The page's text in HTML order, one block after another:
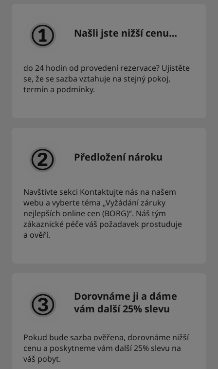
Našli jste nižší cenu…
do 24 hodin od provedení rezervace? Ujistěte
se, že se sazba vztahuje na stejný pokoj,
termín a podmínky.
Předložení nároku
Navštivte sekci Kontaktujte nás na našem
webu a vyberte téma „Vyžádání záruky
nejlepších online cen (BORG)“. Náš tým
zákaznické péče váš požadavek prostuduje
a ověří.
Dorovnáme ji a dáme
vám další 25% slevu
Pokud bude sazba ověřena, dorovnáme nižší
cenu a poskytneme vám další 25% slevu na
váš pobyt.